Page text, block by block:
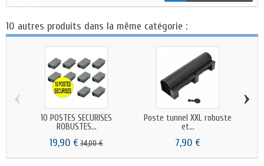
10 autres produits dans la même catégorie :
10 POSTES SECURISES
ROBUSTES...
19,90 €34,00 €
Poste tunnel XXL robuste
et...
7,90 €
‹ ›